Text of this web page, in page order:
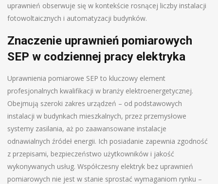
uprawnień obserwuje się w kontekście rosnącej liczby instalacji
fotowoltaicznych i automatyzacji budynków.
Znaczenie uprawnień pomiarowych
SEP w codziennej pracy elektryka
Uprawnienia pomiarowe SEP to kluczowy element
profesjonalnych kwalifikacji w branży elektroenergetycznej.
Obejmują szeroki zakres urządzeń – od podstawowych
instalacji w budynkach mieszkalnych, przez przemysłowe
systemy zasilania, aż po zaawansowane instalacje
odnawialnych źródeł energii. Ich posiadanie zapewnia zgodność
z przepisami, bezpieczeństwo użytkowników i jakość
wykonywanych usług. Współczesny elektryk bez uprawnień
pomiarowych nie jest w stanie sprostać wymaganiom rynku –